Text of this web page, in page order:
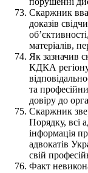
Скаржник
доказів
матеріалів,
Як зазначив
КДКА
та
довіру до
Скаржник
Порядку, всі
інформація
адвокатів
свій
Факт